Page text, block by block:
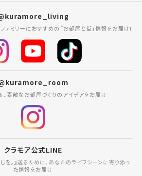
ァミリーにおすすめの「お部屋と街」情報をお届け!
、素敵なお部屋づくりのアイデアをお届け
クラモア公式LINE
を。』送るために、あなたのライフシーンに寄り添っ
た情報をお届け